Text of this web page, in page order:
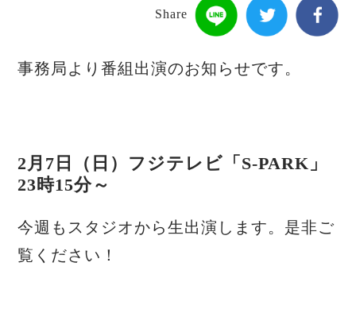
Share
事務局より番組出演のお知らせです。
2月7日（日）フジテレビ「S-PARK」
23時15分～
今週もスタジオから生出演します。是非ご
覧ください！